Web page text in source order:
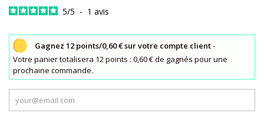
5/5 - 1 avis
Gagnez 12 points/0,60 € sur votre compte client-
Votre panier totalisera 12 points : 0,60 € de gagnés pour une
prochaine commande.